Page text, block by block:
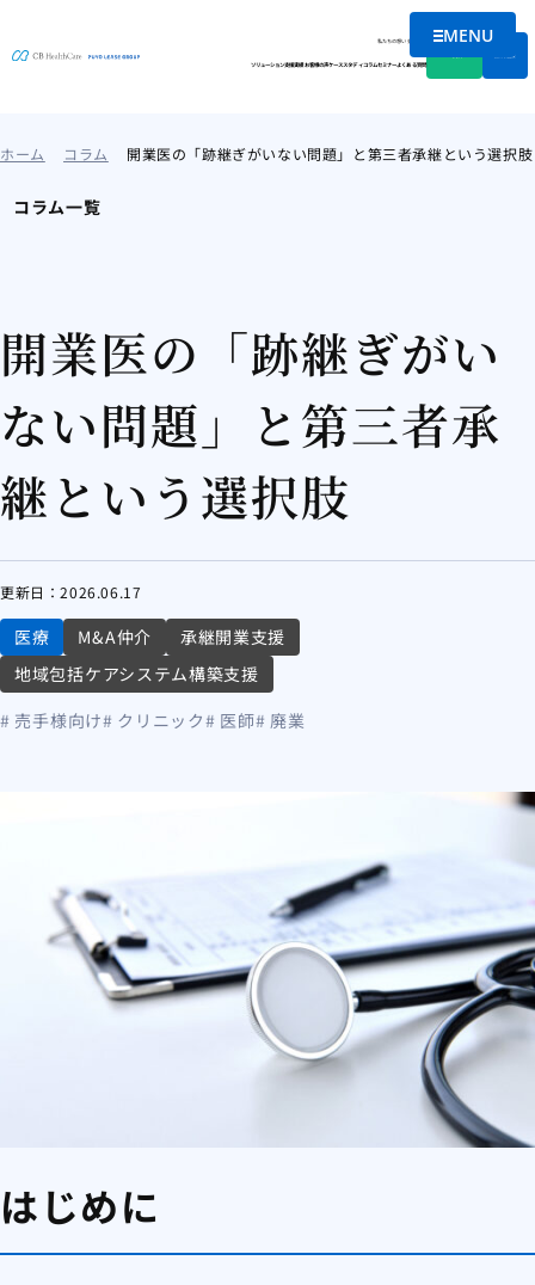
メニュー
MENU
私たちの想い会社情報
ソリューション支援実績お客様の声ケーススタディコラムセミナーよくある質問
ホーム コラム 開業医の「跡継ぎがいない問題」と第三者承継という選択肢
コラム一覧
開業医の「跡継ぎがい
ない問題」と第三者承
継という選択肢
更新日：2026.06.17
医療 M&A仲介
承継開業支援
地域包括ケアシステム構築支援
# 売手様向け# クリニック# 医師# 廃業
はじめに